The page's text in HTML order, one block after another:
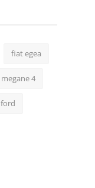
fiat egea
megane 4
ford